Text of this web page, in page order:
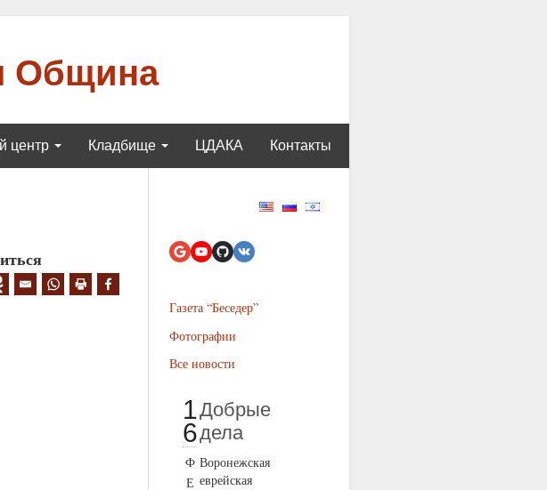
Община
центр Кладбище ЦДАКА Контакты
Газета “Беседер”
Фотографии
Все новости
1
6
Ф
Е
Добрые
дела
Воронежская
еврейская